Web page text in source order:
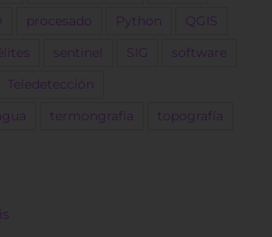
procesado Python QGIS
sentinel SIG software
Teledetección
termongrafía topografía